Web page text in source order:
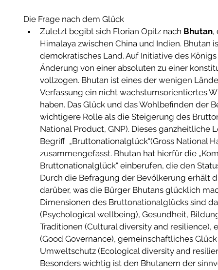
Die Frage nach dem Glück
Zuletzt begibt sich Florian Opitz nach Bhutan,
Himalaya zwischen China und Indien. Bhutan
demokratisches Land. Auf Initiative des
Änderung von einer absoluten zu einer
vollzogen. Bhutan ist eines der wenigen
Verfassung ein nicht wachstumsorientiertes
haben. Das Glück und das Wohlbefinden der
wichtigere Rolle als die Steigerung des
National Product, GNP). Dieses
Begriff  „Bruttonationalglück“(Gross National
zusammengefasst. Bhutan hat hierfür die
Bruttonationalglück“ einberufen, die den
Durch die Befragung der Bevölkerung erhält
darüber, was die Bürger Bhutans glücklich
Dimensionen des Bruttonationalglücks sind
(Psychological wellbeing), Gesundheit,
Traditionen (Cultural diversity and
(Good Governance), gemeinschaftliches
Umweltschutz (Ecological diversity and
Besonders wichtig ist den Bhutanern der